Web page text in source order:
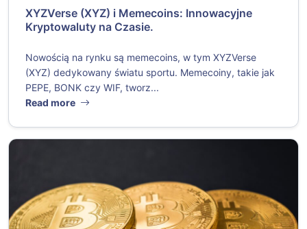
XYZVerse (XYZ) i Memecoins: Innowacyjne
Kryptowaluty na Czasie.
Nowością na rynku są memecoins, w tym XYZVerse
(XYZ) dedykowany światu sportu. Memecoiny, takie jak
PEPE, BONK czy WIF, tworz...
Read more